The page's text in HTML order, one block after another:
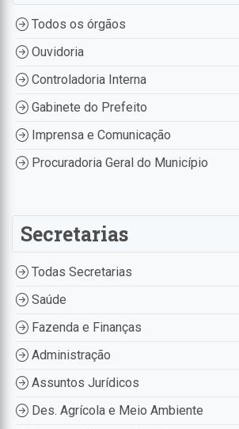
Todos os órgãos
Ouvidoria
Controladoria Interna
Gabinete do Prefeito
Imprensa e Comunicação
Procuradoria Geral do Município
Secretarias
Todas Secretarias
Saúde
Fazenda e Finanças
Administração
Assuntos Jurídicos
Des. Agrícola e Meio Ambiente